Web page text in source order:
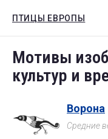
ПТИЦЫ ЕВРОПЫ
Мотивы
культур и
Ворона
Средние